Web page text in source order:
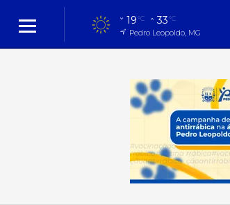
19°C 33°C
Pedro Leopoldo, MG